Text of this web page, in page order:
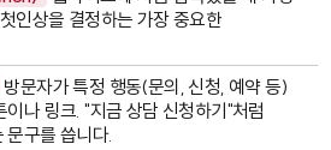
인상을 결정하는 가장 중요한
방문자가 특정 행동(문의, 신청, 예약 등)
나 링크. "지금 상담 신청하기"처럼
문구를 씁니다.